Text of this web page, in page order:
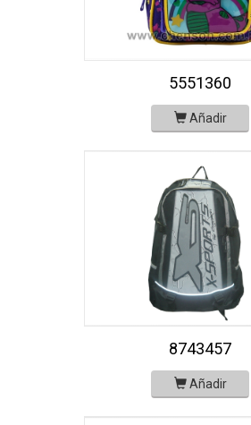
5551360
Añadir
8743457
Añadir